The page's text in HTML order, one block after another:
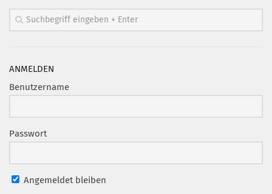
Bundesverband Marketing Clubs
MITGLIEDSCHAFT
Mitglied werden
ANMELDEN
Benutzername
Passwort
Angemeldet bleiben